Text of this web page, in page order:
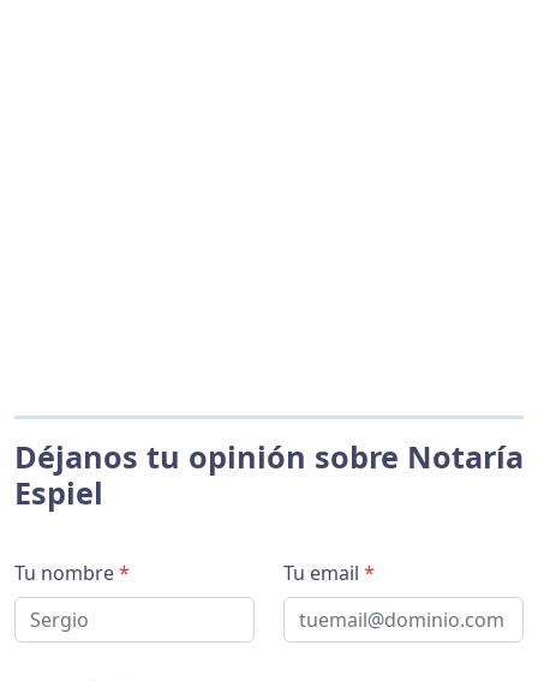
Déjanos tu opinión sobre Notaría
Espiel
Tu nombre* Tu email *